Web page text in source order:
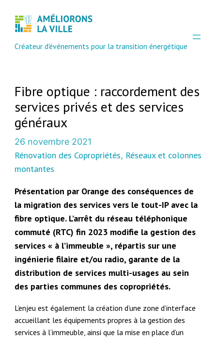
Créateur d'événements pour la transition énergétique
Fibre optique : raccordement des
services privés et des services
généraux
26 novembre 2021
Rénovation des Copropriétés, Réseaux et colonnes
montantes
Présentation par Orange des conséquences de
la migration des services vers le tout-IP avec la
fibre optique. L’arrêt du réseau téléphonique
commuté (RTC) fin 2023 modifie la gestion des
services « à l’immeuble », répartis sur une
ingénierie filaire et/ou radio, garante de la
distribution de services multi-usages au sein
des parties communes des copropriétés.
L’enjeu est également la création d’une zone d’interface
accueillant les équipements propres à la gestion des
services à l’immeuble, ainsi que la mise en place d’un